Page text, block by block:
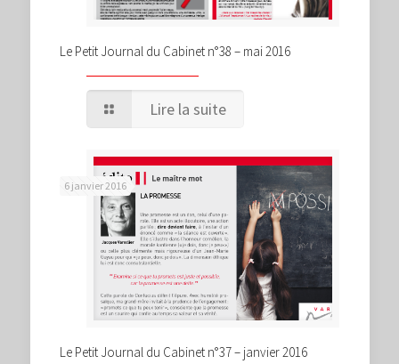
Le Petit Journal du Cabinet n°38 – mai 2016
Lire la suite
6 janvier 2016
Le Petit Journal du Cabinet n°37 – janvier 2016